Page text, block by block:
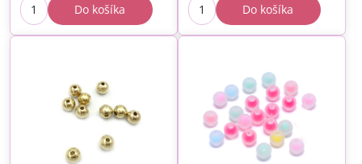
Do košíka Do košíka